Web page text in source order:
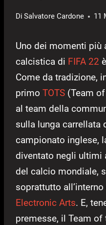
Di Salvatore Cardone 11
Uno dei momenti più
calcistica di FIFA 22
Come da tradizione,
primo TOTS (Team
al team della
sulla lunga carrellata
campionato inglese,
diventato negli ultimi
del calcio mondiale,
soprattutto
Electronic Arts. E,
premesse, il Team of